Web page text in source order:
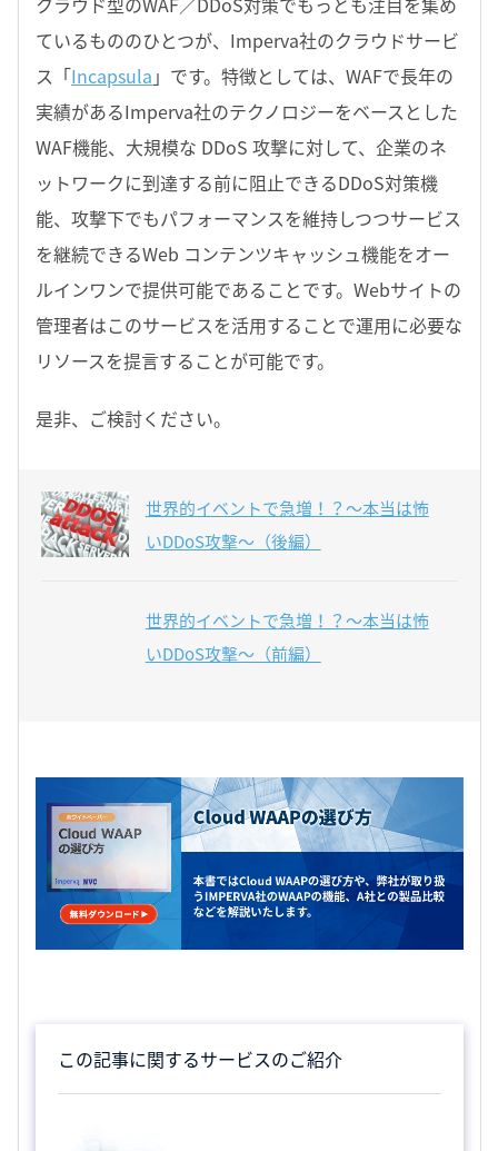
ているもののひとつが、Imperva社のクラウドサービ
ス「Incapsula 」です。特徴としては、WAFで長年の
実績があるImperva社のテクノロジーをベースとした
WAF機能、大規模な DDoS 攻撃に対して、企業のネ
ットワークに到達する前に阻止できるDDoS対策機
能、攻撃下でもパフォーマンスを維持しつつサービス
を継続できるWeb コンテンツキャッシュ機能をオー
ルインワンで提供可能であることです。Webサイトの
管理者はこのサービスを活用することで運用に必要な
リソースを提言することが可能です。
是非、ご検討ください。
世界的イベントで急増！？～本当は怖
いDDoS攻撃～（後編）
世界的イベントで急増！？～本当は怖
いDDoS攻撃～（前編）
この記事に関するサービスのご紹介